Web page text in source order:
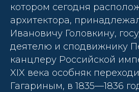
котором сегодня
архитектора,
Ивановичу Головкину,
деятелю и сподвижнику
канцлеру Российской
XIX века особняк
Гагариным, в 1835—1836